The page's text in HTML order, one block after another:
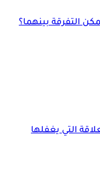
التفرقة بينهما؟
التي يغفلها